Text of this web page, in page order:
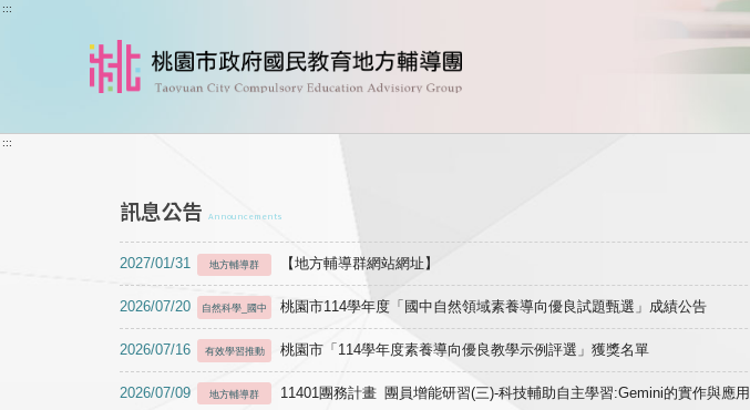
跳到主要內容
:::
:::
訊息公告 Announcements
2027/01/31 地方輔導群 【地方輔導群網站網址】
2026/07/20 自然科學_國中 桃園市114學年度「國中自然領域素養導向優良試題甄選」成績公告
2026/07/16 有效學習推動 桃園市「114學年度素養導向優良教學示例評選」獲獎名單
2026/07/09 地方輔導群 11401團務計畫 團員增能研習(三)-科技輔助自主學習:Gemini的實作與應用